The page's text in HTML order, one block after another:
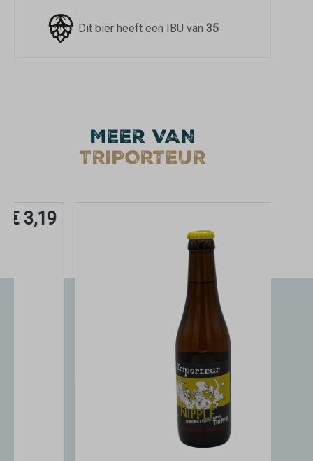
Dit bier heeft een IBU van 35
MEER VAN
TRIPORTEUR